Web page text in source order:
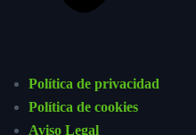
Política de privacidad
Política de cookies
Aviso Legal